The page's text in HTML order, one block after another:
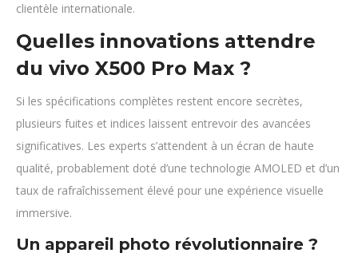
clientèle internationale.
Quelles innovations attendre
du vivo X500 Pro Max ?
Si les spécifications complètes restent encore secrètes,
plusieurs fuites et indices laissent entrevoir des avancées
significatives. Les experts s’attendent à un écran de haute
qualité, probablement doté d’une technologie AMOLED et d’un
taux de rafraîchissement élevé pour une expérience visuelle
immersive.
Un appareil photo révolutionnaire ?